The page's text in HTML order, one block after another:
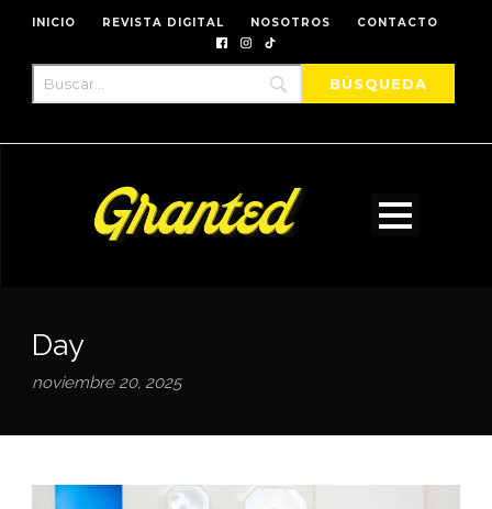
INICIO REVISTA DIGITAL NOSOTROS CONTACTO
Day
noviembre 20, 2025